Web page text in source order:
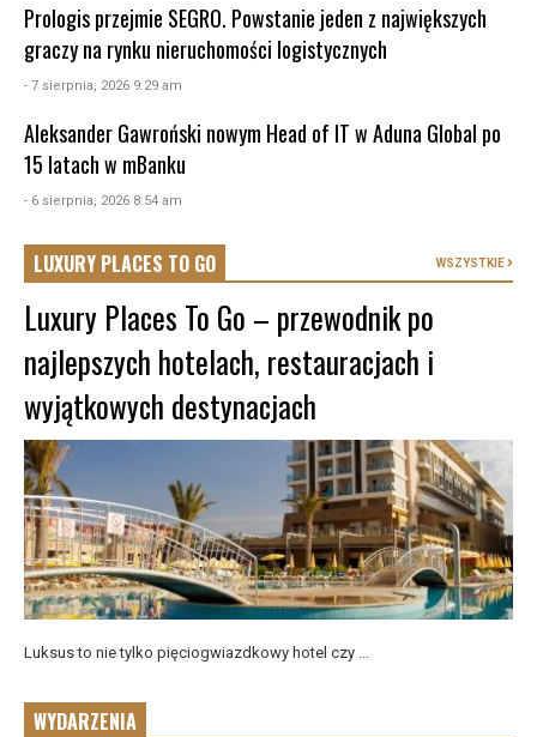
Prologis przejmie SEGRO. Powstanie jeden z największych
graczy na rynku nieruchomości logistycznych
- 7 sierpnia, 2026 9:29 am
Aleksander Gawroński nowym Head of IT w Aduna Global po
15 latach w mBanku
- 6 sierpnia, 2026 8:54 am
LUXURY PLACES TO GO WSZYSTKIE
Luxury Places To Go – przewodnik po
najlepszych hotelach, restauracjach i
wyjątkowych destynacjach
Luksus to nie tylko pięciogwiazdkowy hotel czy ...
WYDARZENIA